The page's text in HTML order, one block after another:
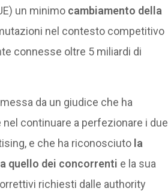
un minimo cambiamento della
nel contesto competitivo
connesse oltre 5 miliardi di
da un giudice che ha
nel continuare a perfezionare i due
e che ha riconosciutola
quello dei concorrenti e la sua
richiesti dalle authority